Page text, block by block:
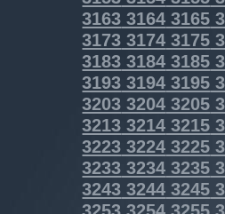
3163 3164 3165
3173 3174 3175
3183 3184 3185
3193 3194 3195
3203 3204 3205
3213 3214 3215
3223 3224 3225
3233 3234 3235
3243 3244 3245